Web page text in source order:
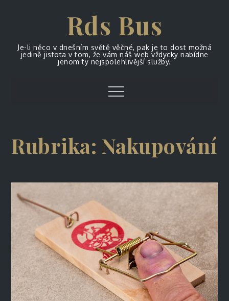
Rds Bus
Je-li něco v dnešním světě věčné, pak je to dost možná
jedině jistota v tom, že vám náš web vždycky nabídne
jenom ty nejspolehlivější služby.
Menu
Rubrika: Nakupování